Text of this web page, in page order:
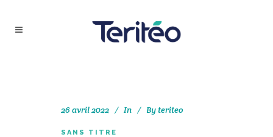
26 avril 2022 In Byteriteo
SANS TITRE